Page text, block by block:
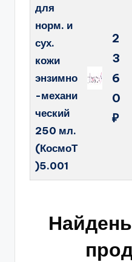
для
норм. и
сух.
кожи
энзимно
-механи
ческий
250 мл.
(КосмоТ
)5.001
2
3
6
0
₽